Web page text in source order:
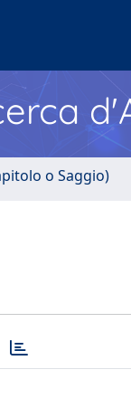
o Saggio)